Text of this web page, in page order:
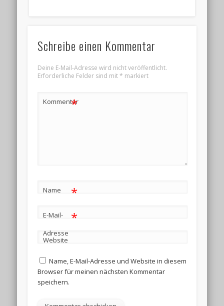
Schreibe einen Kommentar
Deine E-Mail-Adresse wird nicht veröffentlicht.
Erforderliche Felder sind mit* markiert
Kommentar
*
Name *
E-Mail-
Adresse
*
Website
Name, E-Mail-Adresse und Website in diesem
Browser für meinen nächsten Kommentar
speichern.